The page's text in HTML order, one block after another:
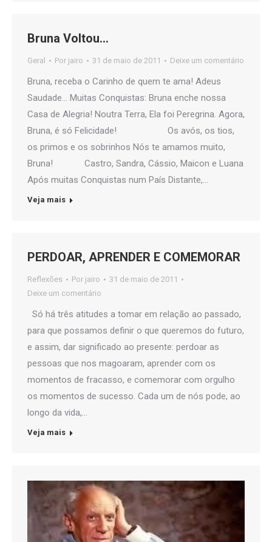
Bruna Voltou…
Geral Por jairo 31 de maio de 2011 Deixe um comentário
Bruna, receba o Carinho de quem te ama! Adeus
Saudade… Muitas Conquistas: Bruna enche nossa
Casa de Alegria! Noutra Terra, Ela foi Peregrina. Agora,
Bruna, é só Felicidade! Os avós, os tios,
os primos e os sobrinhos Nós te amamos muito,
Bruna! Castro, Sandra, Cássio, Maicon e Luana
Após muitas Conquistas num País Distante,…
Veja mais
PERDOAR, APRENDER E COMEMORAR
Reflexões Por jairo
31 de maio de 2011
Deixe um comentário
Só há três atitudes a tomar em relação ao passado,
para que possamos definir o que queremos do futuro,
e assim, dar significado ao presente: perdoar as
pessoas que nos magoaram, aprender com os
momentos de fracasso, e comemorar com orgulho
os momentos de sucesso. Cada um de nós pode, ao
longo da vida,…
Veja mais